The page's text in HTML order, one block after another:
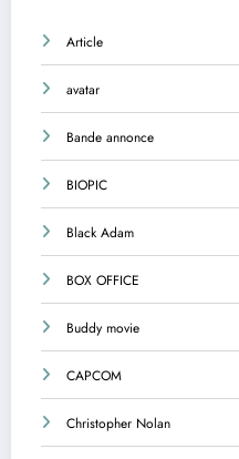
Article
avatar
Bande annonce
BIOPIC
Black Adam
BOX OFFICE
Buddy movie
CAPCOM
Christopher Nolan